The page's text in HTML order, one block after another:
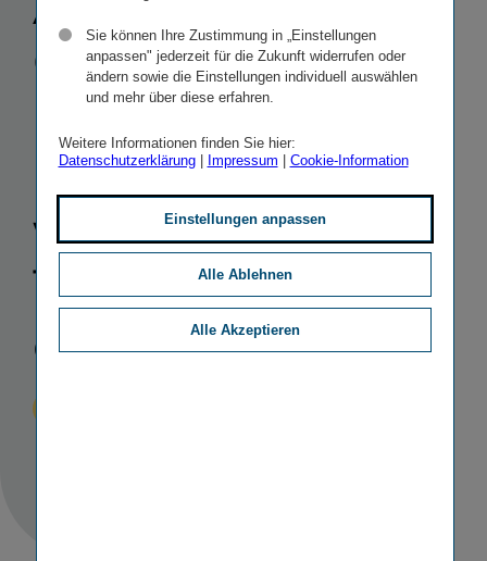
Gesellschaften
in Serbien
Marktanteil
wird auf rund
11,5 Prozent
erhöht
Sie können Ihre Zustimmung in „Einstellungen
anpassen" jederzeit für die Zukunft widerrufen oder
ändern sowie die Einstellungen individuell auswählen
und mehr über diese erfahren.
Weitere Informationen finden Sie hier:
Datenschutzerklärung| Impressum Cookie-Information
Einstellungen anpassen
Alle Ablehnen
Alle Akzeptieren